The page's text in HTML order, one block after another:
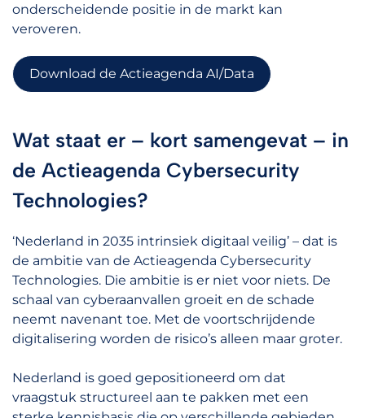
onderscheidende positie in de markt kan
veroveren.
Download de Actieagenda AI/Data
Wat staat er – kort samengevat – in
de Actieagenda Cybersecurity
Technologies?
‘Nederland in 2035 intrinsiek digitaal veilig’ – dat is
de ambitie van de Actieagenda Cybersecurity
Technologies. Die ambitie is er niet voor niets. De
schaal van cyberaanvallen groeit en de schade
neemt navenant toe. Met de voortschrijdende
digitalisering worden de risico’s alleen maar groter.
Nederland is goed gepositioneerd om dat
vraagstuk structureel aan te pakken met een